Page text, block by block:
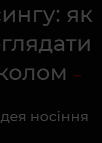
як
носіння